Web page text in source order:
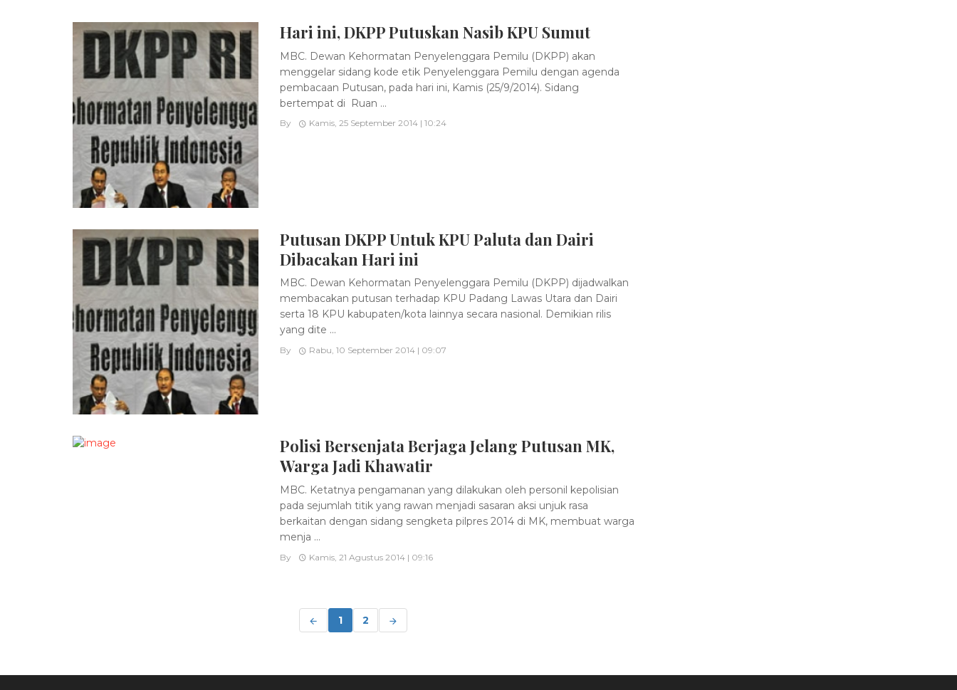
Hari ini, DKPP Putuskan Nasib KPU Sumut
MBC. Dewan Kehormatan Penyelenggara Pemilu (DKPP) akan
menggelar sidang kode etik Penyelenggara Pemilu dengan agenda
pembacaan Putusan, pada hari ini, Kamis (25/9/2014). Sidang
bertempat di Ruan ...
By Kamis, 25 September 2014 | 10:24
Putusan DKPP Untuk KPU Paluta dan Dairi
Dibacakan Hari ini
MBC. Dewan Kehormatan Penyelenggara Pemilu (DKPP) dijadwalkan
membacakan putusan terhadap KPU Padang Lawas Utara dan Dairi
serta 18 KPU kabupaten/kota lainnya secara nasional. Demikian rilis
yang dite ...
By Rabu, 10 September 2014 | 09:07
Polisi Bersenjata Berjaga Jelang Putusan MK,
Warga Jadi Khawatir
MBC. Ketatnya pengamanan yang dilakukan oleh personil kepolisian
pada sejumlah titik yang rawan menjadi sasaran aksi unjuk rasa
berkaitan dengan sidang sengketa pilpres 2014 di MK, membuat warga
menja ...
By Kamis, 21 Agustus 2014 | 09:16
1 2